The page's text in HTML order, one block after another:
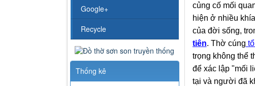
củng cố mối
hiện ở nhiều
của đời sống,
tiên. Thờ cúng
trọng không thể
để xác lập "mối
tại và người đã
Google+
Recycle
Thống kê